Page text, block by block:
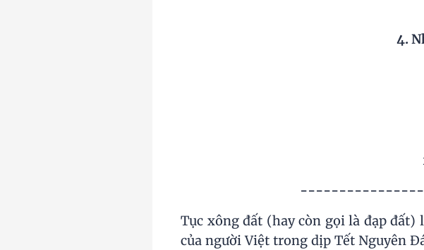
4.
Tục xông đất (hay còn gọi là đạp
của người Việt trong dịp Tết Nguyên